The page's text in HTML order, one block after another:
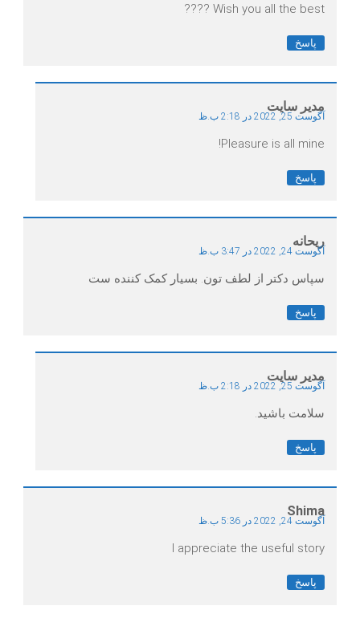
Wish you all the best ????
پاسخ
مدیر سایت
آگوست 25, 2022 در 2:18 ب.ظ
Pleasure is all mine!
پاسخ
ریحانه
آگوست 24, 2022 در 3:47 ب.ظ
سپاس دکتر از لطف تون. بسیار کمک کننده ست
پاسخ
مدیر سایت
آگوست 25, 2022 در 2:18 ب.ظ
سلامت باشید.
پاسخ
Shima
آگوست 24, 2022 در 5:36 ب.ظ
I appreciate the useful story
پاسخ